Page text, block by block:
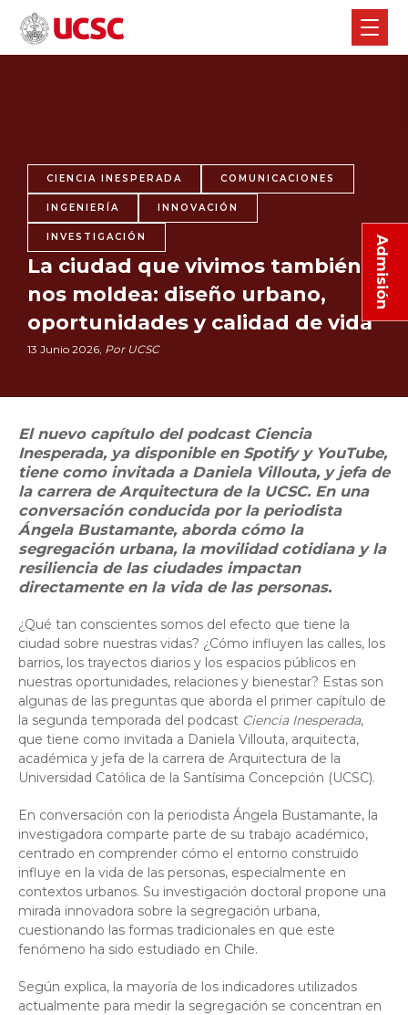
Admisión
CIENCIA INESPERADA COMUNICACIONES
INGENIERÍA INNOVACIÓN
INVESTIGACIÓN
La ciudad que vivimos también
nos moldea: diseño urbano,
oportunidades y calidad de vida
13 Junio 2026, Por UCSC
El nuevo capítulo del podcast Ciencia
Inesperada, ya disponible en Spotify y YouTube,
tiene como invitada a Daniela Villouta, y jefa de
la carrera de Arquitectura de la UCSC. En una
conversación conducida por la periodista
Ángela Bustamante, aborda cómo la
segregación urbana, la movilidad cotidiana y la
resiliencia de las ciudades impactan
directamente en la vida de las personas.
¿Qué tan conscientes somos del efecto que tiene la
ciudad sobre nuestras vidas? ¿Cómo influyen las calles, los
barrios, los trayectos diarios y los espacios públicos en
nuestras oportunidades, relaciones y bienestar? Estas son
algunas de las preguntas que aborda el primer capítulo de
la segunda temporada del podcast Ciencia Inesperada,
que tiene como invitada a Daniela Villouta, arquitecta,
académica y jefa de la carrera de Arquitectura de la
Universidad Católica de la Santísima Concepción (UCSC).
En conversación con la periodista Ángela Bustamante, la
investigadora comparte parte de su trabajo académico,
centrado en comprender cómo el entorno construido
influye en la vida de las personas, especialmente en
contextos urbanos. Su investigación doctoral propone una
mirada innovadora sobre la segregación urbana,
cuestionando las formas tradicionales en que este
fenómeno ha sido estudiado en Chile.
Según explica, la mayoría de los indicadores utilizados
actualmente para medir la segregación se concentran en